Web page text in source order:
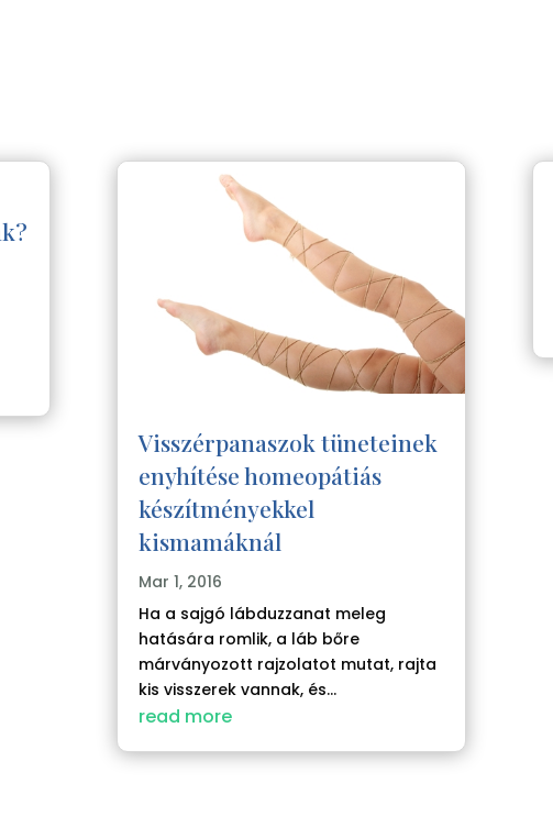
Visszérpanaszok tüneteinek
enyhítése homeopátiás
készítményekkel
kismamáknál
Mar 1, 2016
Ha a sajgó lábduzzanat meleg
hatására romlik, a láb bőre
márványozott rajzolatot mutat, rajta
kis visszerek vannak, és...
read more